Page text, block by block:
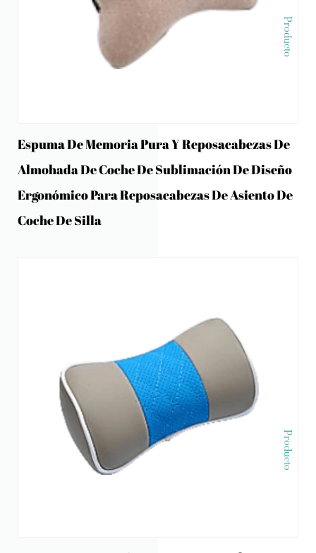
Producto
Espuma De Memoria Pura Y Reposacabezas De
Almohada De Coche De Sublimación De Diseño
Ergonómico Para Reposacabezas De Asiento De
Coche De Silla
Producto